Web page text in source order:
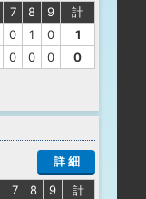
7 8 9
計
0 1 0
1
0 0 0
0
詳 細
7 8 9
計